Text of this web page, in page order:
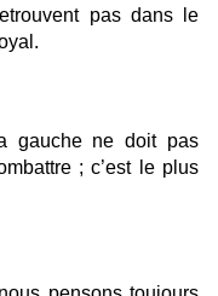
pas dans le
gauche ne doit pas
; c’est le plus